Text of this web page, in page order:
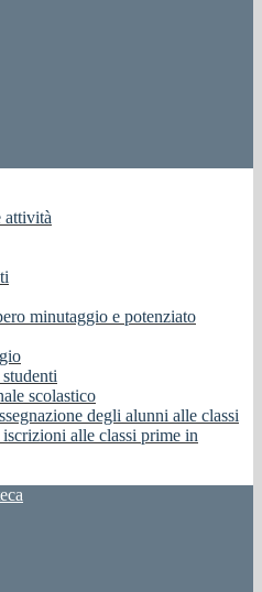
attività
minutaggio e potenziato
scolastico
degli alunni alle classi
alle classi prime in